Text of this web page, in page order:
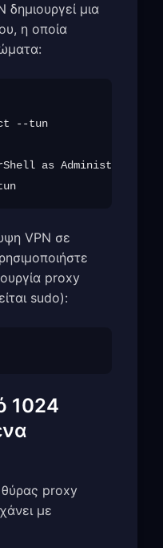
δημιουργεί μια
η οποία
--tun
as Administrator
VPN σε
proxy
sudo):
1024
proxy
με